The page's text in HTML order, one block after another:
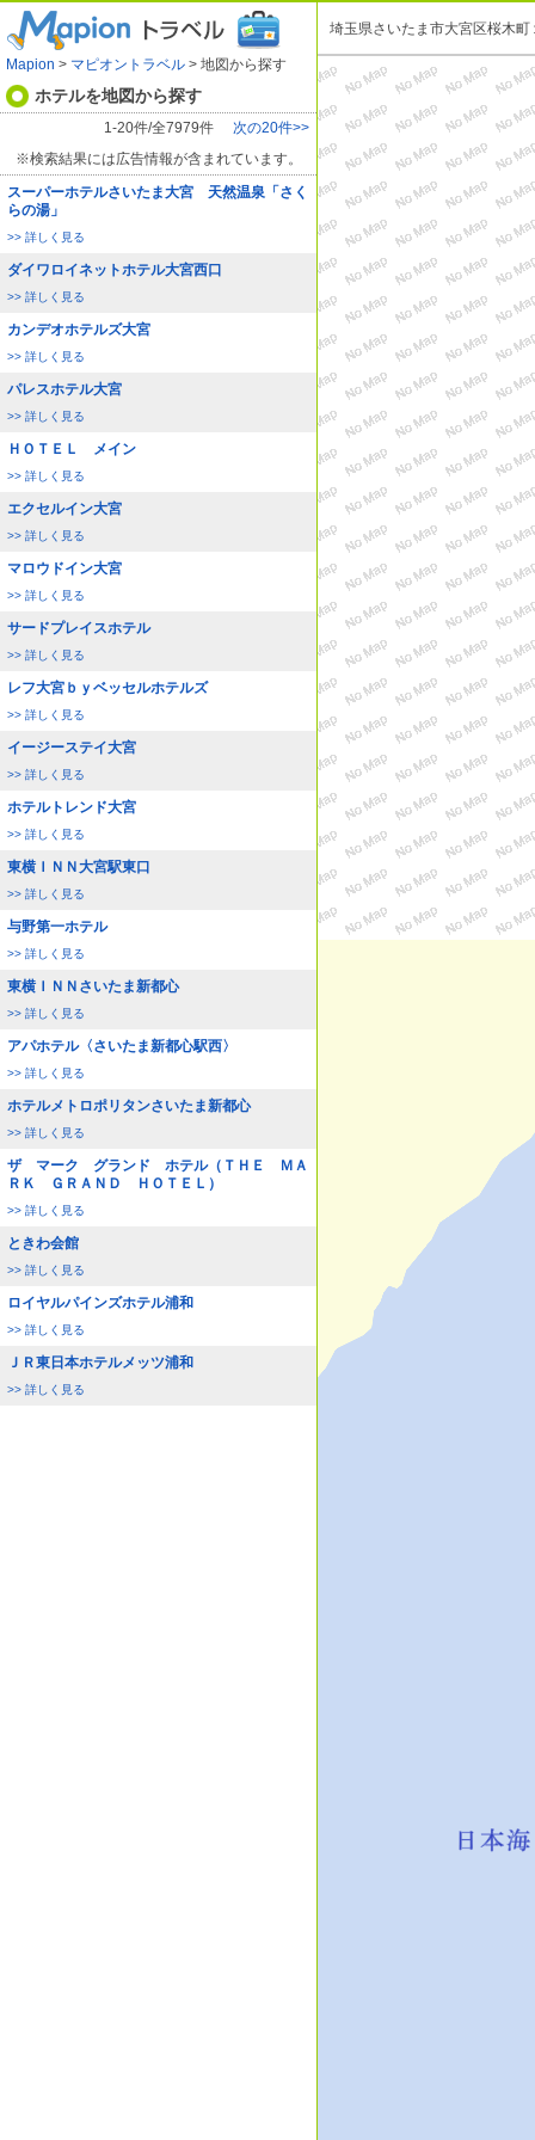
Mapion > マピオントラベル > 地図から探す
ホテルを地図から探す
1-20件/全7979件
次の20件>>
※検索結果には広告情報が含まれています。
スーパーホテルさいたま大宮 天然温泉「さく
らの湯」
>> 詳しく見る
ダイワロイネットホテル大宮西口
>> 詳しく見る
カンデオホテルズ大宮
>> 詳しく見る
パレスホテル大宮
>> 詳しく見る
ＨＯＴＥＬ メイン
>> 詳しく見る
エクセルイン大宮
>> 詳しく見る
マロウドイン大宮
>> 詳しく見る
サードプレイスホテル
>> 詳しく見る
レフ大宮ｂｙベッセルホテルズ
>> 詳しく見る
イージーステイ大宮
>> 詳しく見る
ホテルトレンド大宮
>> 詳しく見る
東横ＩＮＮ大宮駅東口
>> 詳しく見る
与野第一ホテル
>> 詳しく見る
東横ＩＮＮさいたま新都心
>> 詳しく見る
アパホテル〈さいたま新都心駅西〉
>> 詳しく見る
ホテルメトロポリタンさいたま新都心
>> 詳しく見る
ザ マーク グランド ホテル（ＴＨＥ ＭＡ
ＲＫ ＧＲＡＮＤ ＨＯＴＥＬ）
>> 詳しく見る
ときわ会館
>> 詳しく見る
ロイヤルパインズホテル浦和
>> 詳しく見る
ＪＲ東日本ホテルメッツ浦和
>> 詳しく見る
埼玉県さいたま市大宮区桜木町